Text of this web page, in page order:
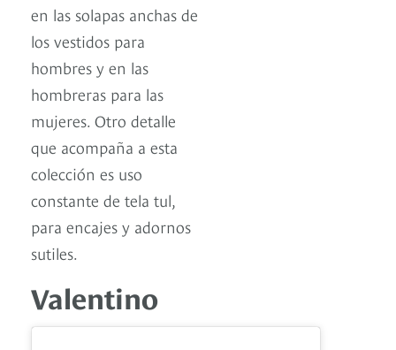
en las solapas anchas de
los vestidos para
hombres y en las
hombreras para las
mujeres. Otro detalle
que acompaña a esta
colección es uso
constante de tela tul,
para encajes y adornos
sutiles.
Valentino